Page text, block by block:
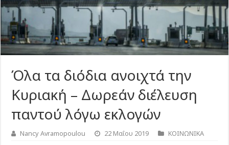
Όλα τα διόδια ανοιχτά την
Κυριακή – Δωρεάν διέλευση
παντού λόγω εκλογών
Nancy Avramopoulou 22 Μαΐου 2019 ΚΟΙΝΩΝΙΚΑ